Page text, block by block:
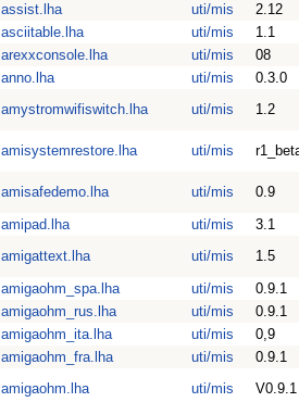
assist.lha
uti/mis
2.12
asciitable.lha
uti/mis
1.1
arexxconsole.lha
uti/mis
08
anno.lha
uti/mis
0.3.0
amystromwifiswitch.lha
uti/mis 1.2
amisystemrestore.lha uti/mis
amisafedemo.lha uti/mis
0.9
amipad.lha
uti/mis
3.1
amigattext.lha
uti/mis
1.5
amigaohm_spa.lha
uti/mis
0.9.1
amigaohm_rus.lha
uti/mis
0.9.1
amigaohm_ita.lha
uti/mis
0,9
amigaohm_fra.lha
uti/mis
0.9.1
amigaohm.lha
uti/mis V0.9.1